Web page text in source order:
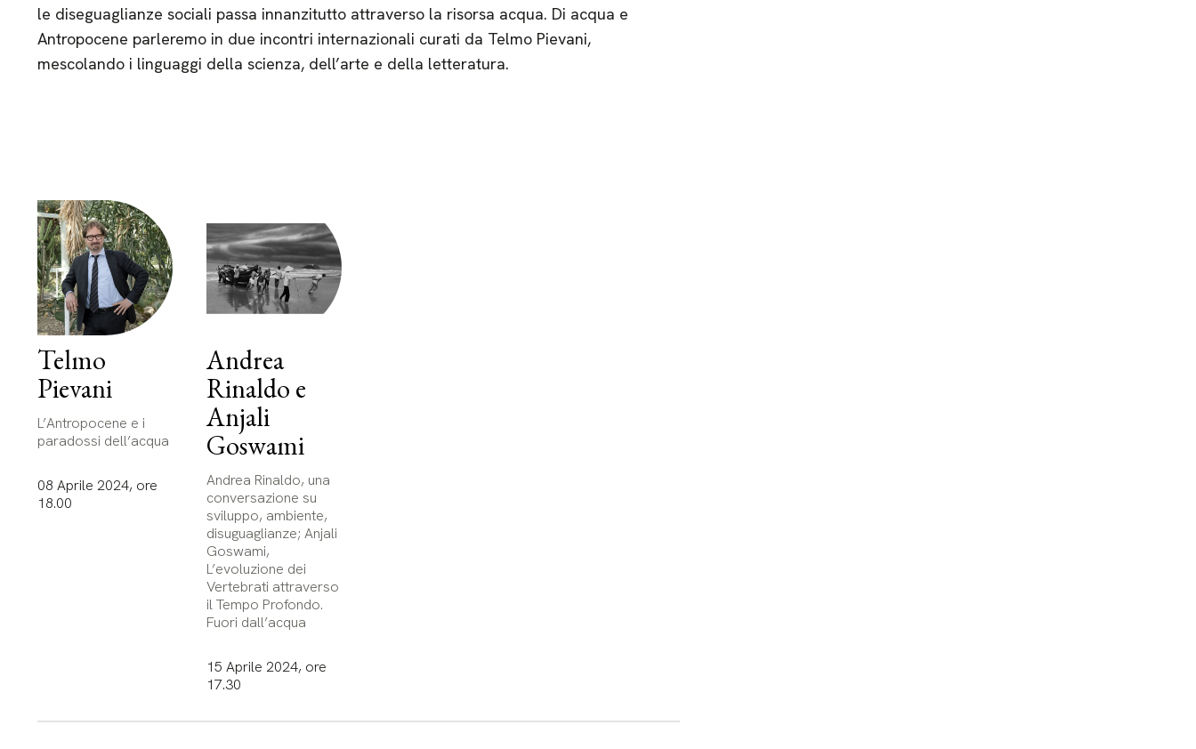
le diseguaglianze sociali passa innanzitutto attraverso la risorsa acqua. Di acqua e
Antropocene parleremo in due incontri internazionali curati da Telmo Pievani,
mescolando i linguaggi della scienza, dell’arte e della letteratura.
Telmo
Pievani
L’Antropocene e i
paradossi dell’acqua
08 Aprile 2024, ore
18.00
Andrea
Rinaldo e
Anjali
Goswami
Andrea Rinaldo, una
conversazione su
sviluppo, ambiente,
disuguaglianze; Anjali
Goswami,
L’evoluzione dei
Vertebrati attraverso
il Tempo Profondo.
Fuori dall’acqua
15 Aprile 2024, ore
17.30